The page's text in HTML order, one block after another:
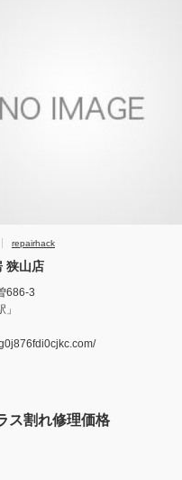
repairhack
狭山店
686-3
ス割れ修理価格